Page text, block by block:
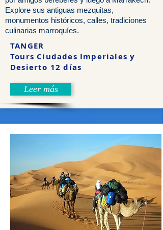
Explore sus antiguas mezquitas,
monumentos históricos, calles, tradiciones
culinarias marroquíes.
TANGER
Tours Ciudades Imperiales y
Desierto 12 días
Leer más